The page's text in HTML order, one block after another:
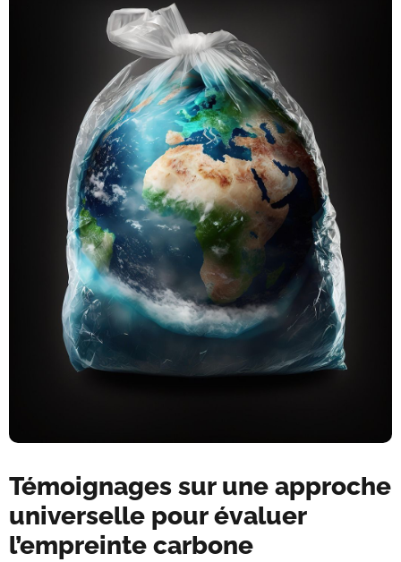
Témoignages sur une approche
universelle pour évaluer
l’empreinte carbone